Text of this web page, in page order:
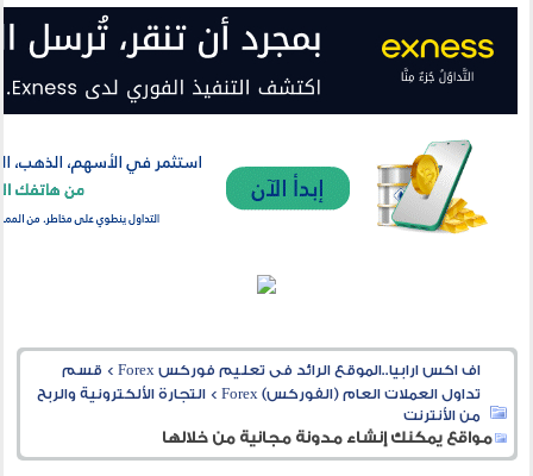
اف اكس ارابيا..الموقع الرائد فى تعليم فوركس Forex > قسم
تداول العملات العام (الفوركس) Forex
>التجارة الألكترونية والربح
من الأنترنت
مواقع يمكنك إنشاء مدونة مجانية من خلالها